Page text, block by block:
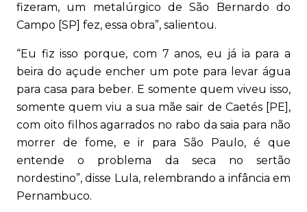
fizeram, um metalúrgico de São Bernardo do
Campo [SP] fez, essa obra”, salientou.
“Eu fiz isso porque, com 7 anos, eu já ia para a
beira do açude encher um pote para levar água
para casa para beber. E somente quem viveu isso,
somente quem viu a sua mãe sair de Caetés [PE],
com oito filhos agarrados no rabo da saia para não
morrer de fome, e ir para São Paulo, é que
entende o problema da seca no sertão
nordestino”, disse Lula, relembrando a infância em
Pernambuco.